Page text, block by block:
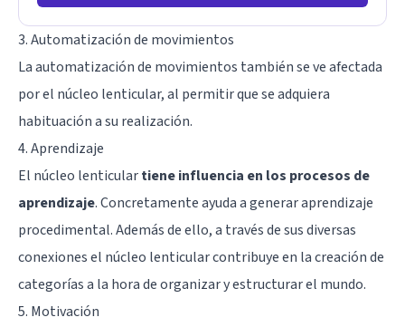
3. Automatización de movimientos
La automatización de movimientos también se ve afectada
por el núcleo lenticular, al permitir que se adquiera
habituación a su realización.
4. Aprendizaje
El núcleo lenticulartiene influencia en los procesos de
aprendizaje. Concretamente ayuda a generar aprendizaje
procedimental. Además de ello, a través de sus diversas
conexiones el núcleo lenticular contribuye en la creación de
categorías a la hora de organizar y estructurar el mundo.
5. Motivación